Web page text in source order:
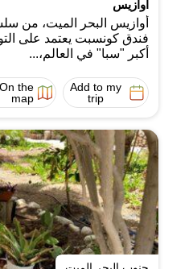
أوازيس
أوازيس البحر الميت، من
فندق كونسبت يعتمد على
أكبر "سبا" في العالم،...
Add to my
trip
On the
map